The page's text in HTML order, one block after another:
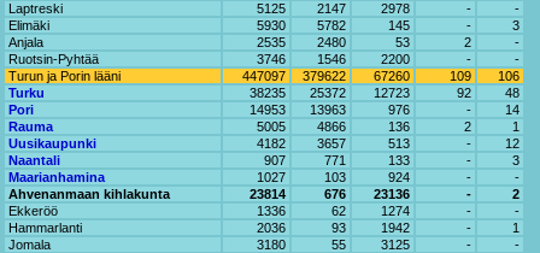
Laptreski
5125 2147 2978 -
-
Elimäki
5930 5782 145 -
3
Anjala
2535 2480 53 2
-
Ruotsin-Pyhtää
3746 1546 2200 -
-
Turun ja Porin lääni
447097 379622 67260 109
106
Turku
38235 25372 12723 92
48
Pori
14953 13963 976 -
14
Rauma
5005 4866 136 2
1
Uusikaupunki
4182 3657 513 -
12
Naantali
907 771 133 -
3
Maarianhamina
1027 103 924 -
-
Ahvenanmaan kihlakunta
23814 676 23136 -
2
Ekkeröö
1336 62 1274 -
-
Hammarlanti
2036 93 1942 -
1
Jomala
3180 55 3125 -
-